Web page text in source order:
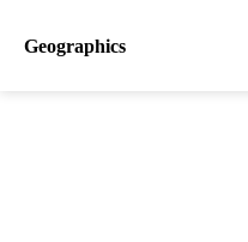
Geographics